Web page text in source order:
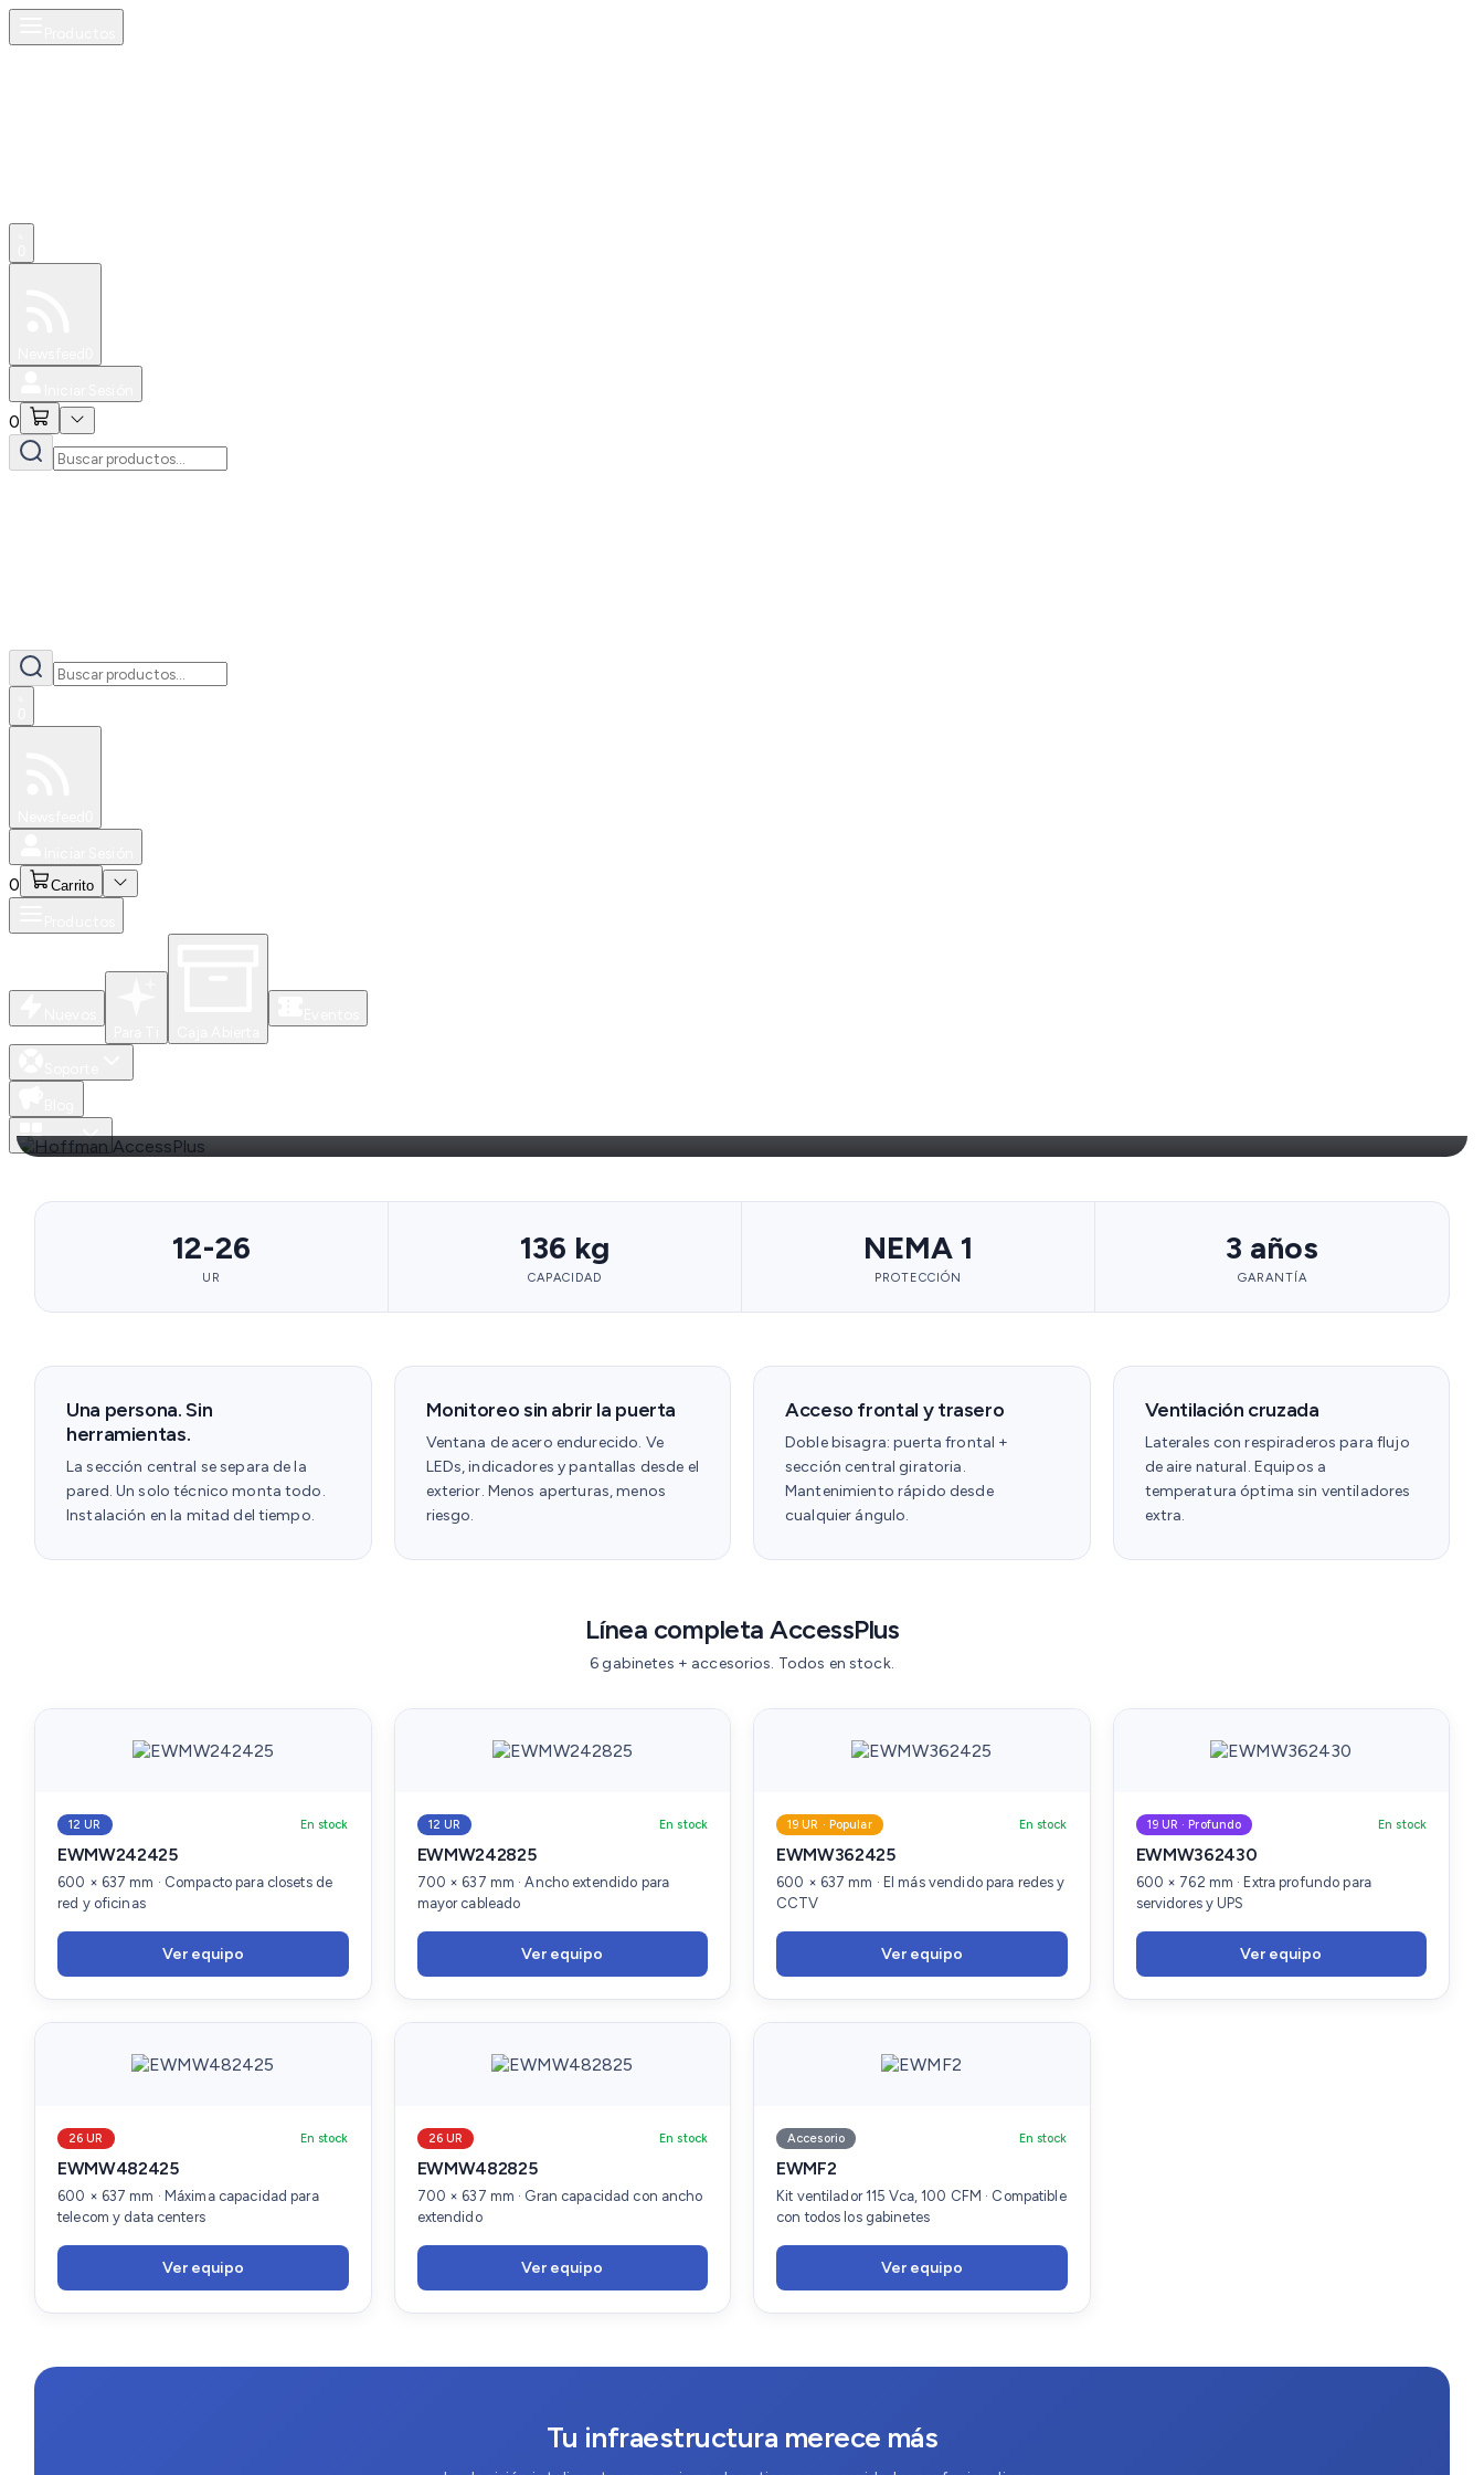
0
0 Carrito
Apps
Tu infraestructura. Protegida. Visible.
12-26
UR
136 kg
CAPACIDAD
NEMA 1
PROTECCIÓN
3 años
GARANTÍA
Una persona. Sin
herramientas.
La sección central se separa de la
pared. Un solo técnico monta todo.
Instalación en la mitad del tiempo.
Monitoreo sin abrir la puerta
Ventana de acero endurecido. Ve
LEDs, indicadores y pantallas desde el
exterior. Menos aperturas, menos
riesgo.
Acceso frontal y trasero
Doble bisagra: puerta frontal +
sección central giratoria.
Mantenimiento rápido desde
cualquier ángulo.
Ventilación cruzada
Laterales con respiraderos para flujo
de aire natural. Equipos a
temperatura óptima sin ventiladores
extra.
Línea completa AccessPlus
6 gabinetes + accesorios. Todos en stock.
12 UR En stock
EWMW242425
600 × 637 mm · Compacto para closets de
red y oficinas
Ver equipo
12 UR En stock
EWMW242825
700 × 637 mm · Ancho extendido para
mayor cableado
Ver equipo
19 UR · Popular En stock
EWMW362425
600 × 637 mm · El más vendido para redes y
CCTV
Ver equipo
19 UR · Profundo En stock
EWMW362430
600 × 762 mm · Extra profundo para
servidores y UPS
Ver equipo
26 UR En stock
EWMW482425
600 × 637 mm · Máxima capacidad para
telecom y data centers
Ver equipo
26 UR En stock
EWMW482825
700 × 637 mm · Gran capacidad con ancho
extendido
Ver equipo
Accesorio En stock
EWMF2
Kit ventilador 115 Vca, 100 CFM · Compatible
con todos los gabinetes
Ver equipo
Tu infraestructura merece más